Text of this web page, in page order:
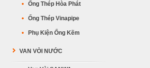
Ống Thép Hòa Phát
Ống Thép Vinapipe
Phụ Kiện Ống Kẽm
VAN VÒI NƯỚC